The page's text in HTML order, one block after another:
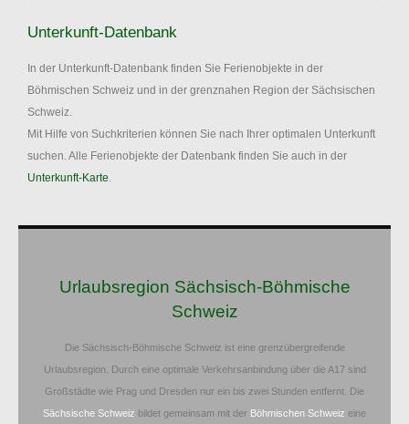
Unterkunft-Datenbank
In der Unterkunft-Datenbank finden Sie Ferienobjekte in der
Böhmischen Schweiz und in der grenznahen Region der Sächsischen
Schweiz.
Mit Hilfe von Suchkriterien können Sie nach Ihrer optimalen Unterkunft
suchen. Alle Ferienobjekte der Datenbank finden Sie auch in der
Unterkunft-Karte.
Urlaubsregion Sächsisch-Böhmische
Schweiz
Die Sächsisch-Böhmische Schweiz ist eine grenzübergreifende
Urlaubsregion. Durch eine optimale Verkehrsanbindung über die A17 sind
Großstädte wie Prag und Dresden nur ein bis zwei Stunden entfernt. Die
Sächsische Schweiz bildet gemeinsam mit der Böhmischen Schweiz eine